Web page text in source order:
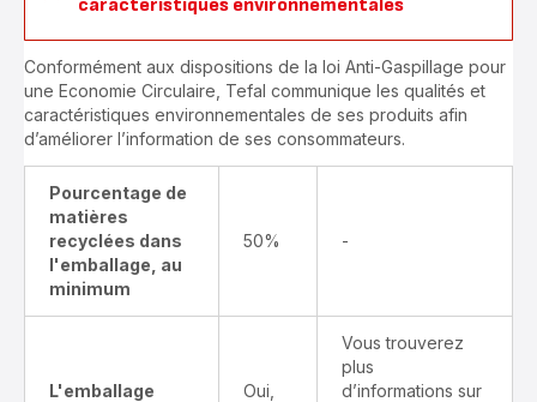
caractéristiques environnementales
Conformément aux dispositions de la loi Anti-Gaspillage pour
une Economie Circulaire, Tefal communique les qualités et
caractéristiques environnementales de ses produits afin
d’améliorer l’information de ses consommateurs.
Pourcentage de
matières
recyclées dans
l'emballage, au
minimum
50% -
L'emballage
Oui,
Vous trouverez
plus
d’informations sur